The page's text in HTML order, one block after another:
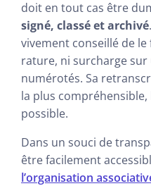
doit en tout cas être
signé, classé et archivé
vivement conseillé de
rature, ni surcharge
numérotés. Sa
la plus
possible.
Dans un souci de
être facilement
l’organisation